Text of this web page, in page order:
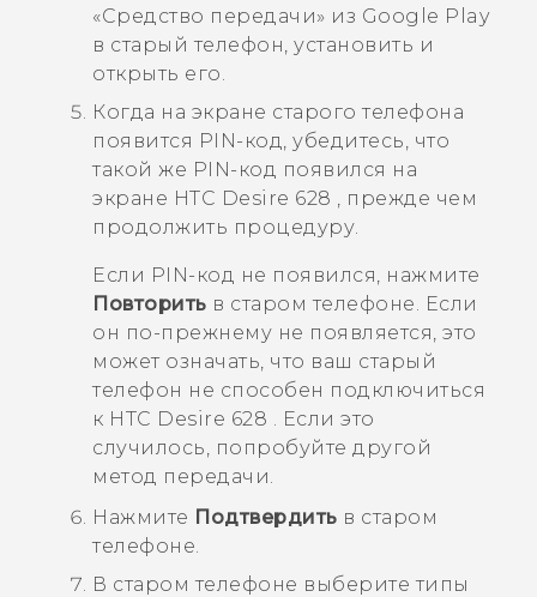
«Средство передачи» из Google Play
в старый телефон, установить и
открыть его.
Когда на экране старого телефона
появится PIN-код, убедитесь, что
такой же PIN-код появился на
экране HTC Desire 628
, прежде чем
продолжить процедуру.
Если PIN-код не появился, нажмите
Повторить в старом телефоне. Если
он по-прежнему не появляется, это
может означать, что ваш старый
телефон не способен подключиться
к HTC Desire 628
. Если это
случилось, попробуйте другой
метод передачи.
Нажмите Подтвердить в старом
телефоне.
В старом телефоне выберите типы